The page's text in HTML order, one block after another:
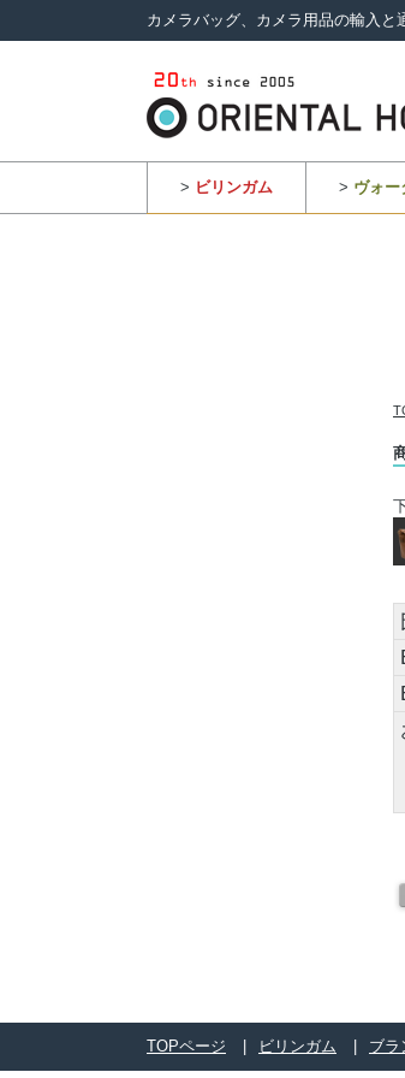
カメラバッグ、カメラ用品の輸入と
> ビリンガム > ヴォー
TOPページ ビリンガム ブラ